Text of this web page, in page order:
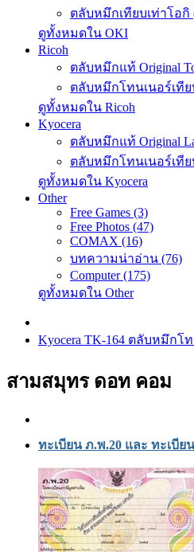
ตลับหมึกเทียบเท่าโอกิ
ดูทั้งหมดใน OKI
Ricoh
ตลับหมึกแท้ Original
ตลับหมึกโทนเนอร์เทีย
ดูทั้งหมดใน Ricoh
Kyocera
ตลับหมึกแท้ Original
ตลับหมึกโทนเนอร์เทีย
ดูทั้งหมดใน Kyocera
Other
Free Games (3)
Free Photos (47)
COMAX (16)
บทความน่าอ่าน (76)
Computer (175)
ดูทั้งหมดใน Other
Kyocera TK-164 ตลับหมึกโ
สามสมุทร ดอท คอม
ทะเบียน ภ.พ.20 และ ทะเบี